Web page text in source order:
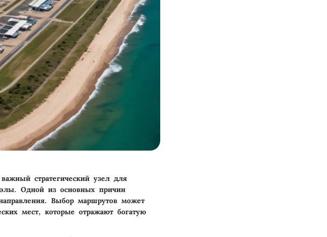
стратегический узел для
Одной из основных причин
Выбор маршрутов может
мест, которые отражают богатую